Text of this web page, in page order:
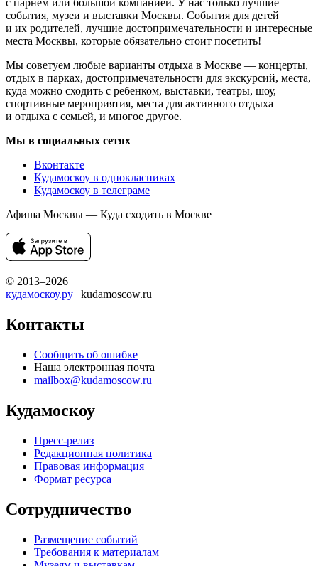
с парнем или большой компанией. У нас только лучшие
события, музеи и выставки Москвы. События для детей
и их родителей, лучшие достопримечательности и интересные
места Москвы, которые обязательно стоит посетить!
Мы советуем любые варианты отдыха в Москве — концерты,
отдых в парках, достопримечательности для экскурсий, места,
куда можно сходить с ребенком, выставки, театры, шоу,
спортивные мероприятия, места для активного отдыха
и отдыха с семьей, и многое другое.
Мы в социальных сетях
Вконтакте
Кудамоскоу в однокласниках
Кудамоскоу в телеграме
Афиша Москвы — Куда сходить в Москве
© 2013–2026
кудамоскоу.ру | kudamoscow.ru
Контакты
Сообщить об ошибке
Наша электронная почта
mailbox@kudamoscow.ru
Кудамоскоу
Пресс-релиз
Редакционная политика
Правовая информация
Формат ресурса
Сотрудничество
Размещение событий
Требования к материалам